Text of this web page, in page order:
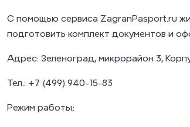
С помощью сервиса ZagranPasport.ru
подготовить комплект документов и
Адрес: Зеленоград, микрорайон 3,
Тел.: +7 (499) 940-15-83
Режим работы: